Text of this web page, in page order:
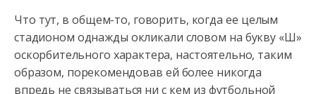
Что тут, в общем-то, говорить, когда ее целым
стадионом однажды окликали словом на букву «Ш»
оскорбительного характера, настоятельно, таким
образом, порекомендовав ей более никогда
впредь не связываться ни с кем из футбольной